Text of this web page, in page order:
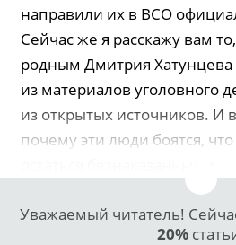
направили их в ВСО
Сейчас же я расскажу вам
родным Дмитрия
из материалов уголовного
из открытых источников. И
почему эти люди боятся,
Уважаемый читатель!
20%